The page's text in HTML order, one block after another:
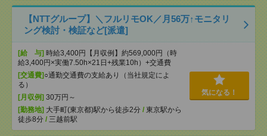
【NTTグループ】＼フルリモOK／月56万↑モニタリ
ング検討・検証など[派遣]
[給 与] 時給3,400円【月収例】約569,000円（時
給3,400円×実働7.50h×21日+残業10h）+交通費
[交通費] ○通勤交通費の支給あり（当社規定によ
る）
[月収例] 30万円～
[勤務地] 大手町(東京都)駅から徒歩2分 / 東京駅から
徒歩8分 / 三越前駅
気になる！